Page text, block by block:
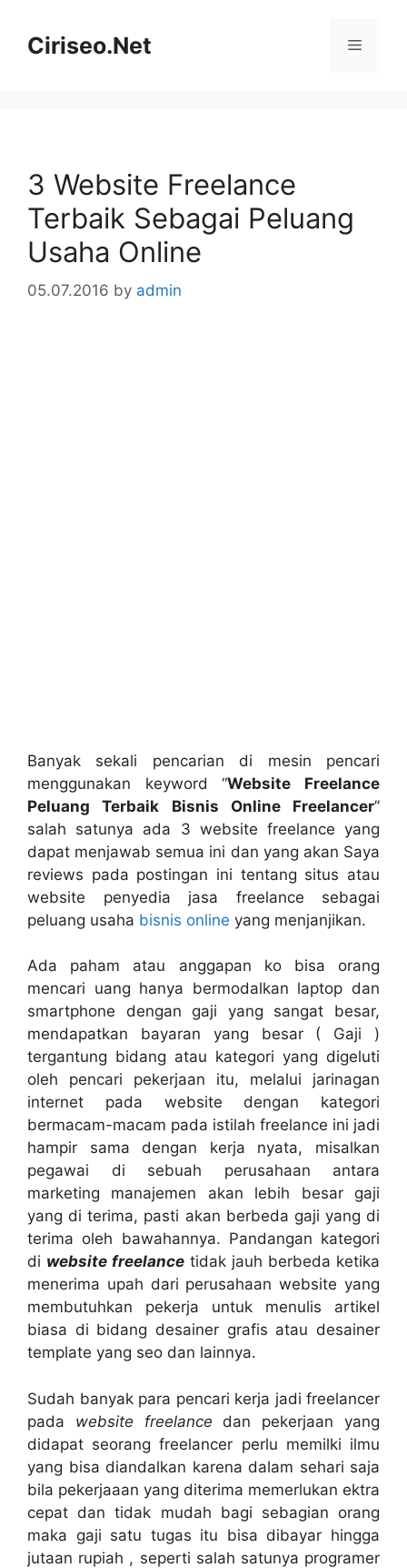
contentCiriseo.Net Menu
3 Website Freelance
Terbaik Sebagai Peluang
Usaha Online
05.07.2016 by admin
Banyak sekali pencarian di mesin pencari
menggunakan keyword “Website Freelance
Peluang Terbaik Bisnis Online Freelancer”
salah satunya ada 3 website freelance yang
dapat menjawab semua ini dan yang akan Saya
reviews pada postingan ini tentang situs atau
website penyedia jasa freelance sebagai
peluang usaha bisnis online yang menjanjikan.
Ada paham atau anggapan ko bisa orang
mencari uang hanya bermodalkan laptop dan
smartphone dengan gaji yang sangat besar,
mendapatkan bayaran yang besar ( Gaji )
tergantung bidang atau kategori yang digeluti
oleh pencari pekerjaan itu, melalui jarinagan
internet pada website dengan kategori
bermacam-macam pada istilah freelance ini jadi
hampir sama dengan kerja nyata, misalkan
pegawai di sebuah perusahaan antara
marketing manajemen akan lebih besar gaji
yang di terima, pasti akan berbeda gaji yang di
terima oleh bawahannya. Pandangan kategori
di website freelance tidak jauh berbeda ketika
menerima upah dari perusahaan website yang
membutuhkan pekerja untuk menulis artikel
biasa di bidang desainer grafis atau desainer
template yang seo dan lainnya.
Sudah banyak para pencari kerja jadi freelancer
pada website freelance dan pekerjaan yang
didapat seorang freelancer perlu memilki ilmu
yang bisa diandalkan karena dalam sehari saja
bila pekerjaaan yang diterima memerlukan ektra
cepat dan tidak mudah bagi sebagian orang
maka gaji satu tugas itu bisa dibayar hingga
jutaan rupiah , seperti salah satunya programer